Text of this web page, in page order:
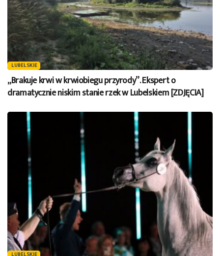
LUBELSKIE
„Brakuje krwi w krwiobiegu przyrody”. Ekspert o
dramatycznie niskim stanie rzek w Lubelskiem [ZDJĘCIA]